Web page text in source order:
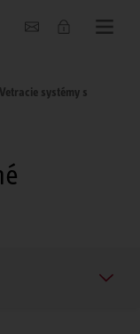
Vetracie systémy s